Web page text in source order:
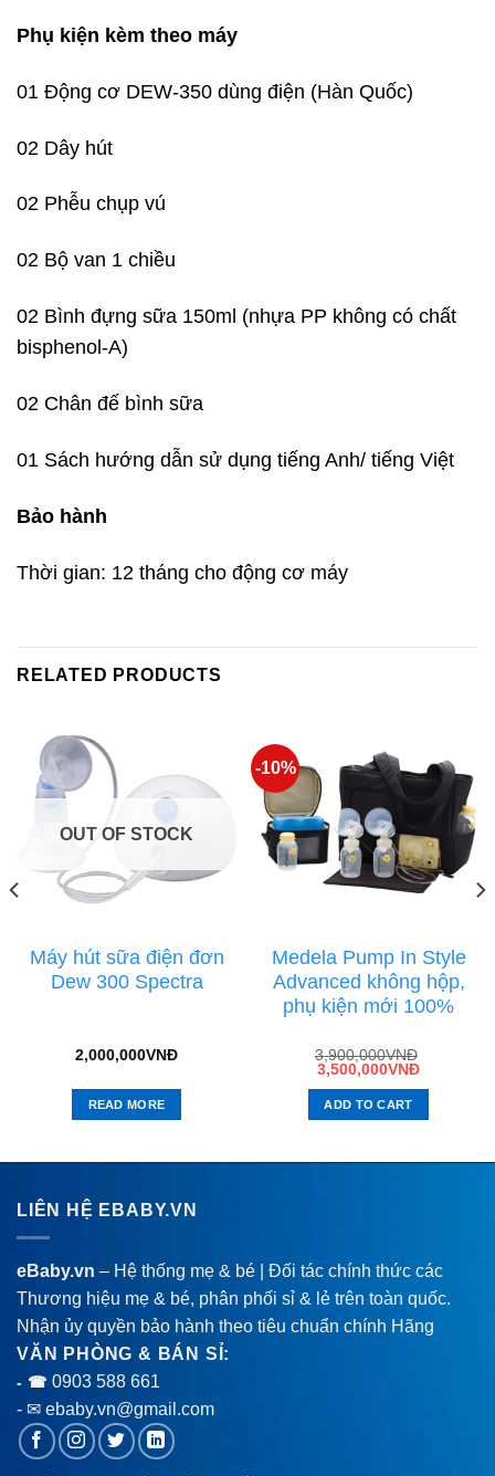
Phụ kiện kèm theo máy
01 Động cơ DEW-350 dùng điện (Hàn Quốc)
02 Dây hút
02 Phễu chụp vú
02 Bộ van 1 chiều
02 Bình đựng sữa 150ml (nhựa PP không có chất
bisphenol-A)
02 Chân đế bình sữa
01 Sách hướng dẫn sử dụng tiếng Anh/ tiếng Việt
Bảo hành
Thời gian: 12 tháng cho động cơ máy
RELATED PRODUCTS
OUT OF STOCK
Máy hút sữa điện đơn
Dew 300 Spectra
2,000,000VNĐ
READ MORE
-10%
Medela Pump In Style
Advanced không hộp,
phụ kiện mới 100%
3,900,000VNĐ
3,500,000VNĐ
ADD TO CART
LIÊN HỆ EBABY.VN
eBaby.vn – Hệ thống mẹ & bé | Đối tác chính thức các
Thương hiệu mẹ & bé, phân phối sỉ & lẻ trên toàn quốc.
Nhận ủy quyền bảo hành theo tiêu chuẩn chính Hãng
VĂN PHÒNG & BÁN SỈ:
- ☎ 0903 588 661
- ✉ ebaby.vn@gmail.com